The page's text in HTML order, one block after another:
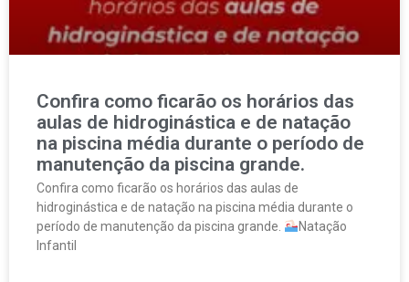
Confira como ficarão os horários das
aulas de hidroginástica e de natação
na piscina média durante o período de
manutenção da piscina grande.
Confira como ficarão os horários das aulas de
hidroginástica e de natação na piscina média durante o
período de manutenção da piscina grande.
Natação
Infantil